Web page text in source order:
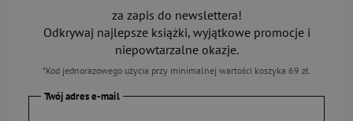
za zapis do newslettera!
Odkrywaj najlepsze książki, wyjątkowe promocje i
niepowtarzalne okazje.
*Kod jednorazowego użycia przy minimalnej wartości koszyka 69 zł.
Twój adres e-mail